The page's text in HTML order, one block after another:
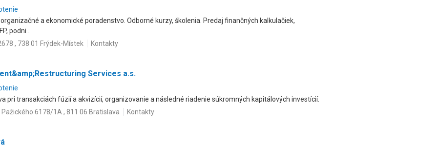
a ekonomické poradenstvo. Odborné kurzy, školenia. Predaj finančných kalkulačiek,
podni...
, 738 01 Frýdek-Místek Kontakty
Services a.s.
pri transakciách fúzií a akvizícií, organizovanie a následné riadenie súkromných kapitálových investícií.
Pažického 6178/1A , 811 06 Bratislava Kontakty